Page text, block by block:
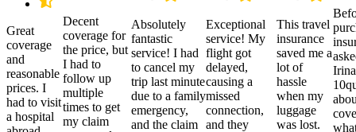
Great
coverage
and
reasonable
prices. I
had to visit
a hospital
Decent
coverage for
the price, but
I had to
follow up
multiple
times to get
my claim
Absolutely
fantastic
service! I had
to cancel my
trip last minute
due to a family
emergency,
and the claim
Exceptional
service! My
flight got
delayed,
causing a
missed
connection,
and they
This travel
insurance
saved me a
lot of
hassle
when my
luggage
was lost.